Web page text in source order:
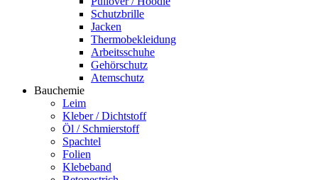
Schutzbrille
Jacken
Thermobekleidung
Arbeitsschuhe
Gehörschutz
Atemschutz
Bauchemie
Leim
Kleber / Dichtstoff
Öl / Schmierstoff
Spachtel
Folien
Klebeband